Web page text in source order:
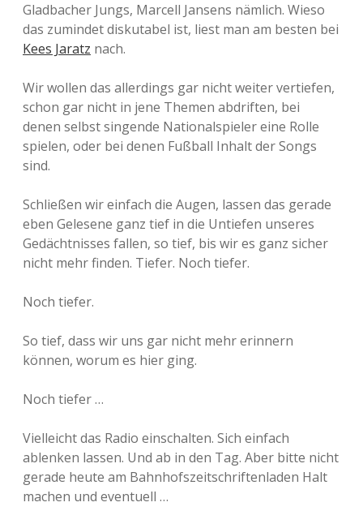
Gladbacher Jungs, Marcell Jansens nämlich. Wieso
das zumindet diskutabel ist, liest man am besten bei
Kees Jaratz nach.
Wir wollen das allerdings gar nicht weiter vertiefen,
schon gar nicht in jene Themen abdriften, bei
denen selbst singende Nationalspieler eine Rolle
spielen, oder bei denen Fußball Inhalt der Songs
sind.
Schließen wir einfach die Augen, lassen das gerade
eben Gelesene ganz tief in die Untiefen unseres
Gedächtnisses fallen, so tief, bis wir es ganz sicher
nicht mehr finden. Tiefer. Noch tiefer.
Noch tiefer.
So tief, dass wir uns gar nicht mehr erinnern
können, worum es hier ging.
Noch tiefer …
Vielleicht das Radio einschalten. Sich einfach
ablenken lassen. Und ab in den Tag. Aber bitte nicht
gerade heute am Bahnhofszeitschriftenladen Halt
machen und eventuell …